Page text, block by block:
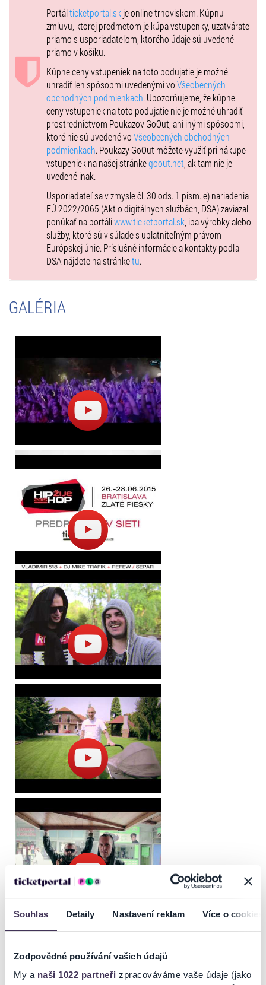
Souhlas Detaily Nastavení reklam Více o cookies
Zodpovědné používání vašich údajů
My a naši 1022 partneři zpracováváme vaše údaje (jako
Portálticketportal.sk je online trhoviskom. Kúpnu
zmluvu, ktorej predmetom je kúpa vstupenky, uzatvárate
priamo s usporiadateľom, ktorého údaje sú uvedené
priamo v košíku.
Kúpne ceny vstupeniek na toto podujatie je možné
uhradiť len spôsobmi uvedenými voVšeobecných
obchodných podmienkach. Upozorňujeme, že kúpne
ceny vstupeniek na toto podujatie nie je možné uhradiť
prostredníctvom Poukazov GoOut, ani inými spôsobmi,
ktoré nie sú uvedené voVšeobecných obchodných
podmienkach. Poukazy GoOut môžete využiť pri nákupe
vstupeniek na našej stránkegoout.net , ak tam nie je
uvedené inak.
Usporiadateľ sa v zmysle čl. 30 ods. 1 písm. e) nariadenia
EÚ 2022/2065 (Akt o digitálnych službách, DSA) zaviazal
ponúkať na portáliwww.ticketportal.sk , iba výrobky alebo
služby, ktoré sú v súlade s uplatniteľným právom
Európskej únie. Príslušné informácie a kontakty podľa
DSA nájdete na stránketu.
GALÉRIA